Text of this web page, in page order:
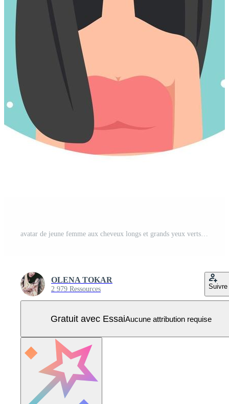
avatar de jeune femme aux cheveux longs et grands yeux verts, illustration vectorielle dans un style plat. Vecteur Pro
OLENA TOKAR
2 979 Ressources Suivre
Gratuit avec EssaiAucune attribution requise